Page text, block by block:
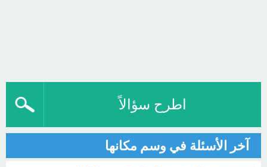
اطرح سؤالاً
آخر الأسئلة في وسم مكانها